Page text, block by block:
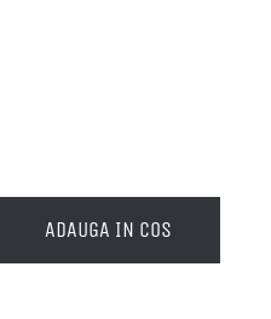
ADAUGA IN COS